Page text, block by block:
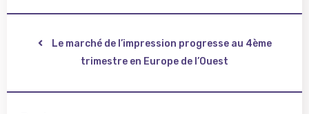
Le marché de l’impression progresse au 4ème
trimestre en Europe de l’Ouest